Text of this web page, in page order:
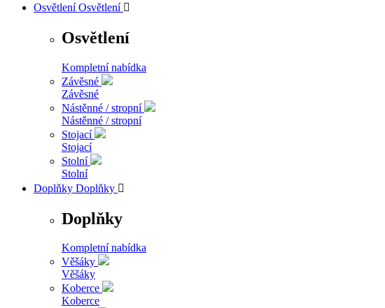
Osvětlení Osvětlení 
Osvětlení
Kompletní nabídka
Závěsné
Závěsné
Nástěnné / stropní
Nástěnné / stropní
Stojací
Stojací
Stolní
Stolní
Doplňky Doplňky 
Doplňky
Kompletní nabídka
Věšáky
Věšáky
Koberce
Koberce